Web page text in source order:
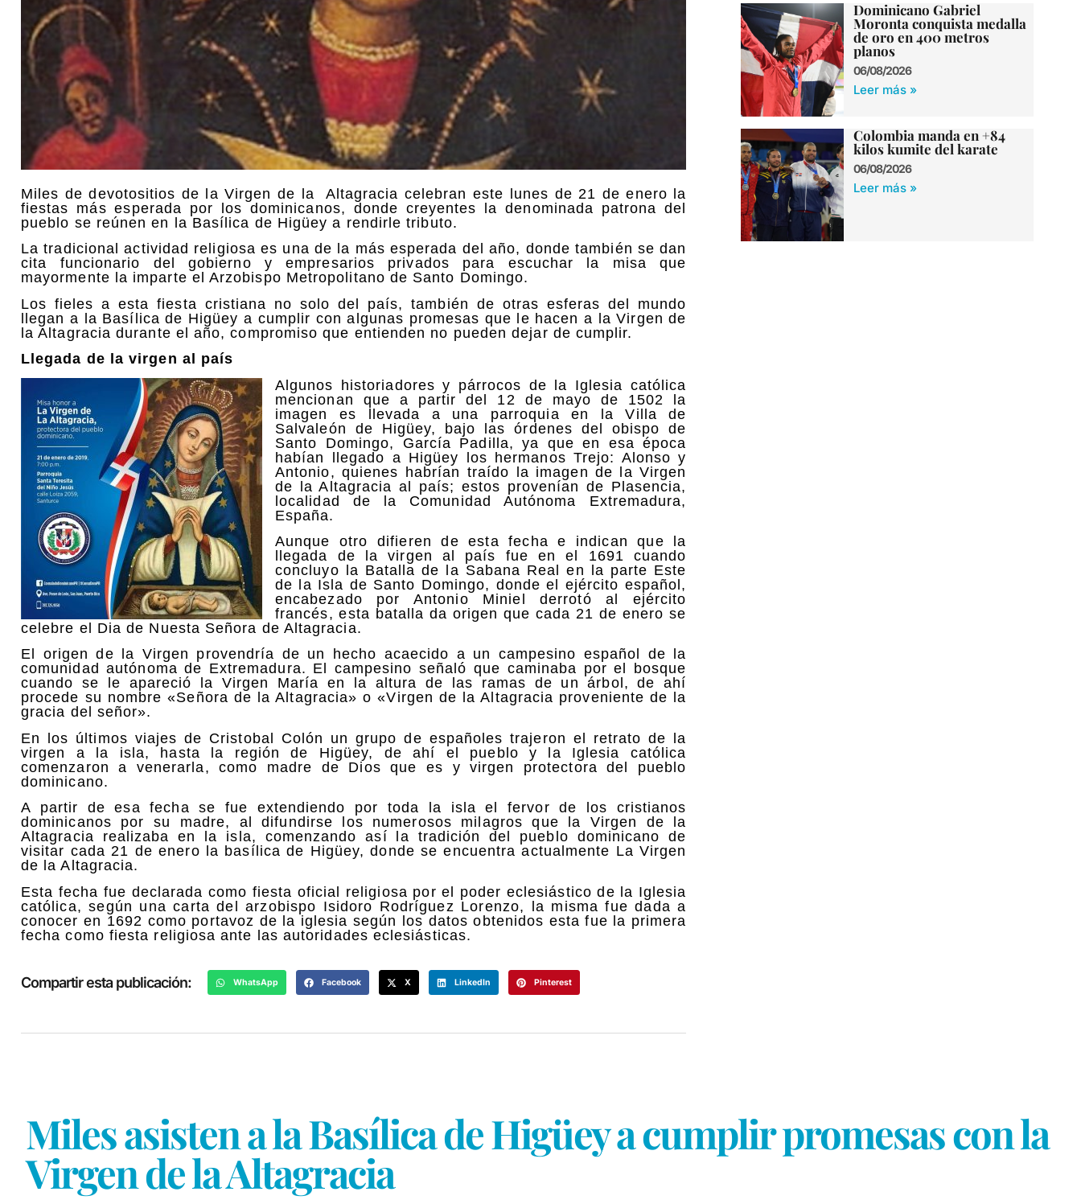
Miles de devotositios de la Virgen de la Altagracia celebran este lunes de 21 de enero la
fiestas más esperada por los dominicanos, donde creyentes la denominada patrona del
pueblo se reúnen en la Basílica de Higüey a rendirle tributo.
La tradicional actividad religiosa es una de la más esperada del año, donde también se dan
cita funcionario del gobierno y empresarios privados para escuchar la misa que
mayormente la imparte el Arzobispo Metropolitano de Santo Domingo.
Los fieles a esta fiesta cristiana no solo del país, también de otras esferas del mundo
llegan a la Basílica de Higüey a cumplir con algunas promesas que le hacen a la Virgen de
la Altagracia durante el año, compromiso que entienden no pueden dejar de cumplir.
Llegada de la virgen al país
Algunos historiadores y párrocos de la Iglesia católica
mencionan que a partir del 12 de mayo de 1502 la
imagen es llevada a una parroquia en la Villa de
Salvaleón de Higüey, bajo las órdenes del obispo de
Santo Domingo, García Padilla, ya que en esa época
habían llegado a Higüey los hermanos Trejo: Alonso y
Antonio, quienes habrían traído la imagen de la Virgen
de la Altagracia al país; estos provenían de Plasencia,
localidad de la Comunidad Autónoma Extremadura,
España.
Aunque otro difieren de esta fecha e indican que la
llegada de la virgen al país fue en el 1691 cuando
concluyo la Batalla de la Sabana Real en la parte Este
de la Isla de Santo Domingo, donde el ejército español,
encabezado por Antonio Miniel derrotó al ejército
francés, esta batalla da origen que cada 21 de enero se
celebre el Dia de Nuesta Señora de Altagracia.
El origen de la Virgen provendría de un hecho acaecido a un campesino español de la
comunidad autónoma de Extremadura. El campesino señaló que caminaba por el bosque
cuando se le apareció la Virgen María en la altura de las ramas de un árbol, de ahí
procede su nombre «Señora de la Altagracia» o «Virgen de la Altagracia proveniente de la
gracia del señor».
En los últimos viajes de Cristobal Colón un grupo de españoles trajeron el retrato de la
virgen a la isla, hasta la región de Higüey, de ahí el pueblo y la Iglesia católica
comenzaron a venerarla, como madre de Dios que es y virgen protectora del pueblo
dominicano.
A partir de esa fecha se fue extendiendo por toda la isla el fervor de los cristianos
dominicanos por su madre, al difundirse los numerosos milagros que la Virgen de la
Altagracia realizaba en la isla, comenzando así la tradición del pueblo dominicano de
visitar cada 21 de enero la basílica de Higüey, donde se encuentra actualmente La Virgen
de la Altagracia.
Esta fecha fue declarada como fiesta oficial religiosa por el poder eclesiástico de la Iglesia
católica, según una carta del arzobispo Isidoro Rodríguez Lorenzo, la misma fue dada a
conocer en 1692 como portavoz de la iglesia según los datos obtenidos esta fue la primera
fecha como fiesta religiosa ante las autoridades eclesiásticas.
Compartir esta publicación: WhatsApp Facebook X LinkedIn Pinterest
Dominicano Gabriel
Moronta conquista medalla
de oro en 400 metros
planos
06/08/2026
Leer más »
Colombia manda en +84
kilos kumite del karate
06/08/2026
Leer más »
Miles asisten a la Basílica de Higüey a cumplir promesas con la
Virgen de la Altagracia